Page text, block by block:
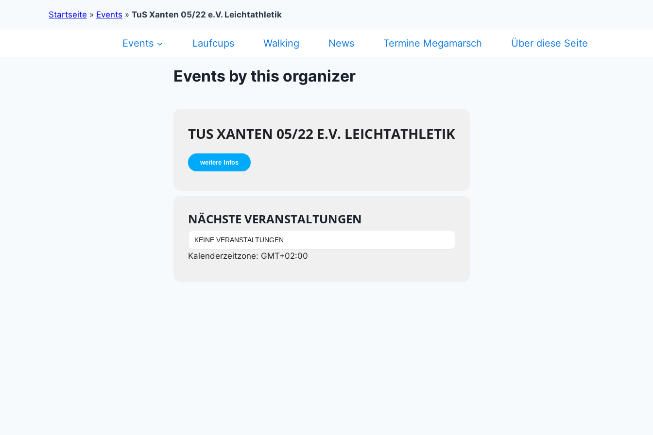
Startseite » Events » TuS Xanten 05/22 e.V. Leichtathletik
Events Laufcups Walking News Termine Megamarsch Über diese Seite
Events by this organizer
TUS XANTEN 05/22 E.V. LEICHTATHLETIK
weitere Infos
NÄCHSTE VERANSTALTUNGEN
KEINE VERANSTALTUNGEN
Kalenderzeitzone: GMT+02:00